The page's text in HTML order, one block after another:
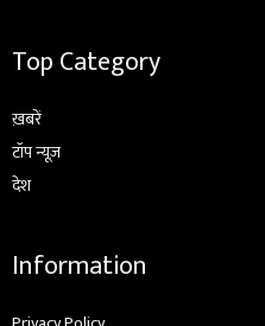
Top Category
ख़बरें
टॉप न्यूज़
देश
Information